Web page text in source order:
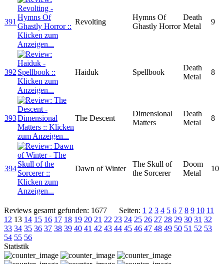
391 Revolting
Hymns Of
Ghastly Horror
Death
Metal
9
392 Haiduk Spellbook
Death
Metal
8
393 The Descent
Dimensional
Matters
Death
Metal
8
394 Dawn of Winter
The Skull of
the Sorcerer
Doom
Metal
10
Reviews gesamt gefunden: 1677 Seiten: 1 2 3 4 5 6 7 8 9 10 11
12 13 14 15 16 17 18 19 20 21 22 23 24 25 26 27 28 29 30 31 32
33 34 35 36 37 38 39 40 41 42 43 44 45 46 47 48 49 50 51 52 53
54 55 56
Statistik